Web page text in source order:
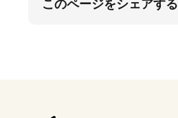
このページをシェアする